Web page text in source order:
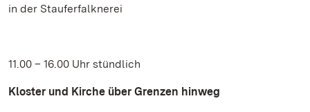
in der Stauferfalknerei
11.00 – 16.00 Uhr stündlich
Kloster und Kirche über Grenzen hinweg